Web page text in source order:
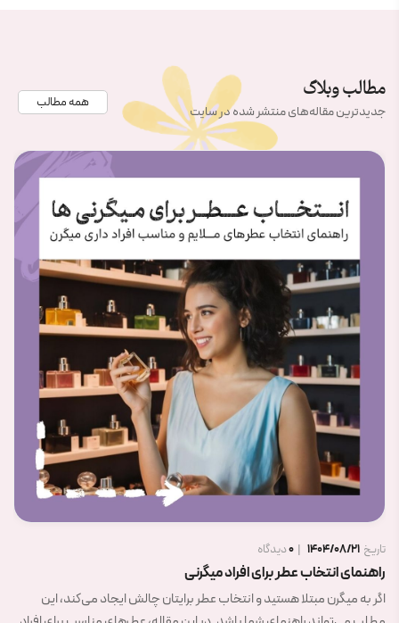
مطالب وبلاگ
جدیدترین مقاله‌های منتشر شده در سایت همه مطالب
تاریخ1404/08/06
|
0دیدگاه
ماندگاری عطر با نگهداری هوشمندانه
اگر برایتان پیش آمده است .که عطر مورد علاقه‌تان رایحه اولیه خود را از دست